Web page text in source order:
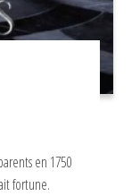
en 1750
fortune.